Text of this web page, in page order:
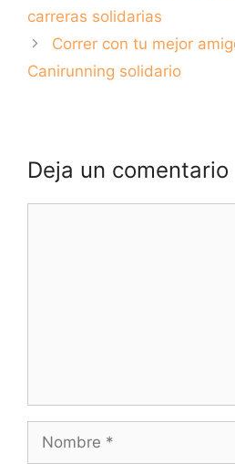
carreras solidarias
Correr con tu mejor
Canirunning solidario
Deja un comentario